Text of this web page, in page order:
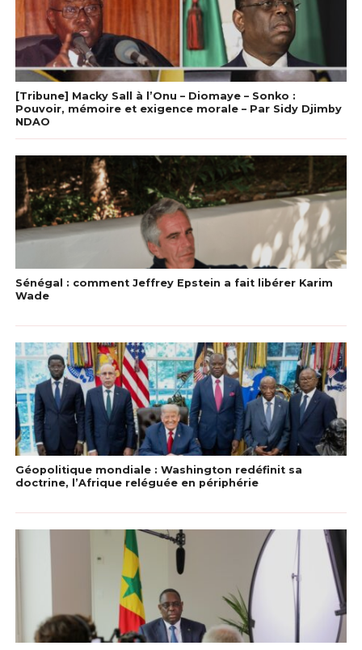
[Tribune] Macky Sall à l’Onu – Diomaye – Sonko :
Pouvoir, mémoire et exigence morale – Par Sidy Djimby
NDAO
Sénégal : comment Jeffrey Epstein a fait libérer Karim
Wade
Géopolitique mondiale : Washington redéfinit sa
doctrine, l’Afrique reléguée en périphérie